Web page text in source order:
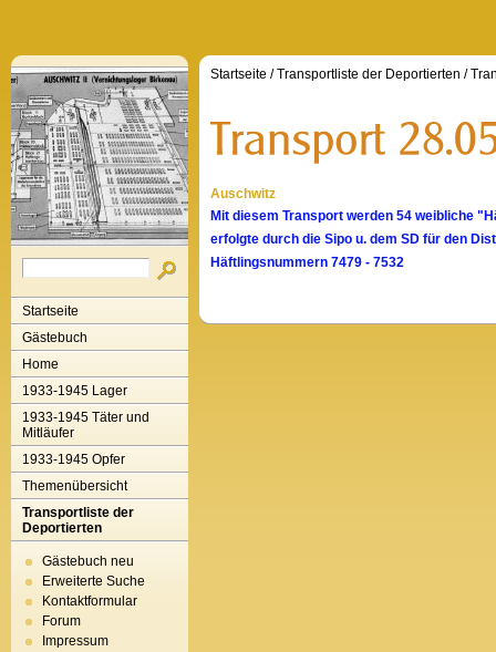
Startseite
Gästebuch
Home
1933-1945 Lager
1933-1945 Täter und
Mitläufer
1933-1945 Opfer
Themenübersicht
Transportliste der
Deportierten
Gästebuch neu
Erweiterte Suche
Kontaktformular
Forum
Impressum
Startseite /Transportliste der Deportierten /
Auschwitz
Mit diesem Transport werden 54 weibliche
erfolgte durch die Sipo u. dem SD für den
Häftlingsnummern 7479 - 7532